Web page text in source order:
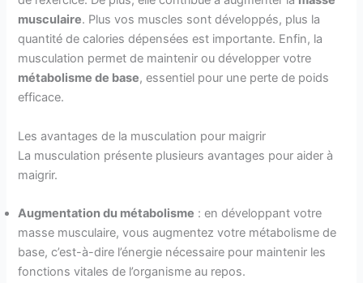
musculaire. Plus vos muscles sont développés, plus la
quantité de calories dépensées est importante. Enfin, la
musculation permet de maintenir ou développer votre
métabolisme de base, essentiel pour une perte de poids
efficace.
Les avantages de la musculation pour maigrir
La musculation présente plusieurs avantages pour aider à
maigrir.
Augmentation du métabolisme : en développant votre
masse musculaire, vous augmentez votre métabolisme de
base, c’est-à-dire l’énergie nécessaire pour maintenir les
fonctions vitales de l’organisme au repos.